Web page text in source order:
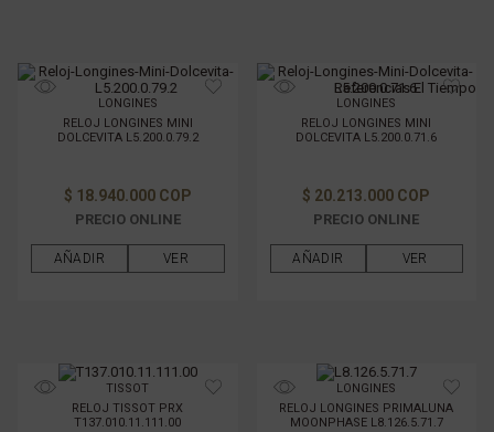
LONGINES
RELOJ LONGINES MINI
DOLCEVITA L5.200.0.79.2
$ 18.940.000 COP
PRECIO ONLINE
AÑADIR VER
Referencias El Tiempo
LONGINES
RELOJ LONGINES MINI
DOLCEVITA L5.200.0.71.6
$ 20.213.000 COP
PRECIO ONLINE
AÑADIR VER
TISSOT
RELOJ TISSOT PRX
T137.010.11.111.00
LONGINES
RELOJ LONGINES PRIMALUNA
MOONPHASE L8.126.5.71.7